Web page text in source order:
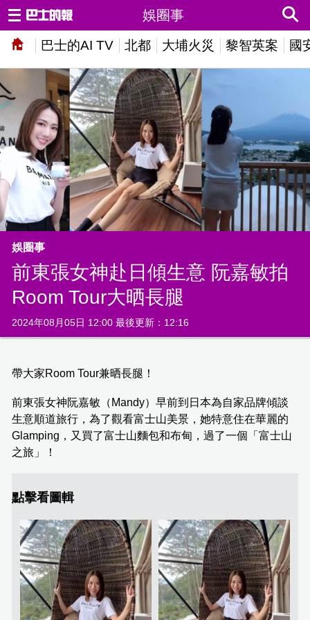
巴士的AI TV 北都 大埔火災 黎智英案 國
娛圈事
娛圈事
前東張女神赴日傾生意 阮嘉敏拍
Room Tour大晒長腿
2024年08月05日 12:00 最後更新：12:16
帶大家Room Tour兼晒長腿！
前東張女神阮嘉敏（Mandy）早前到日本為自家品牌傾談
生意順道旅行，為了觀看富士山美景，她特意住在華麗的
Glamping，又買了富士山麵包和布甸，過了一個「富士山
之旅」！
點擊看圖輯